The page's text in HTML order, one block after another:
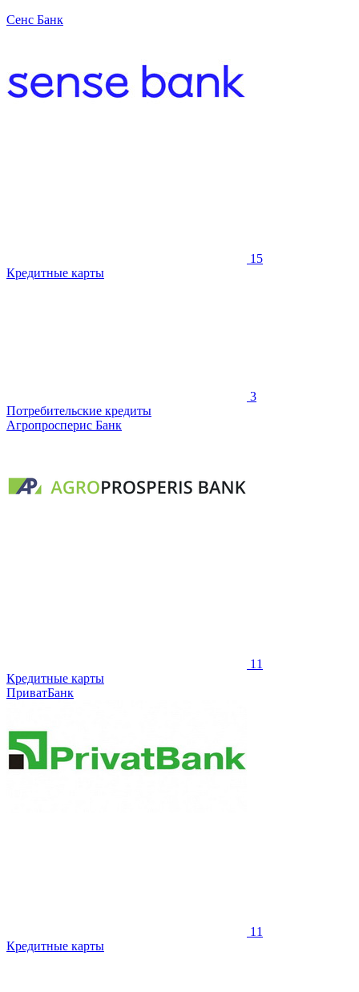
Сенс Банк
15
Кредитные карты
3
Потребительские кредиты
Агропросперис Банк
11
Кредитные карты
ПриватБанк
11
Кредитные карты